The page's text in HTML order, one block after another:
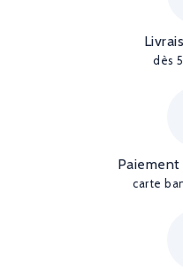
dès
carte